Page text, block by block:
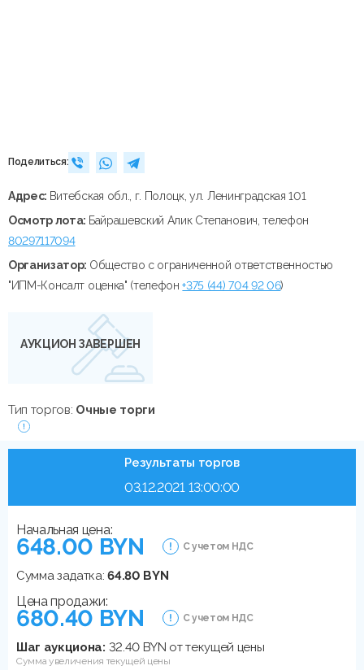
Поделиться:
Адрес: Витебская обл., г. Полоцк, ул. Ленинградская 101
Осмотр лота: Байрашевский Алик Степанович, телефон
80297117094
Организатор: Общество с ограниченной ответственностью
"ИПМ-Консалт оценка" (телефон+375 (44) 704 92 06)
АУКЦИОН ЗАВЕРШЕН
Тип торгов: Очные торги
Результаты торгов
03.12.2021 13:00:00
Начальная цена:
648.00 BYN С учетом НДС
Сумма задатка:64.80 BYN
Цена продажи:
680.40 BYN С учетом НДС
Шаг аукциона: 32.40 BYN от текущей цены
Сумма увеличения текущей цены